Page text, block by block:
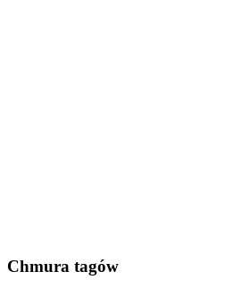
Chmura tagów